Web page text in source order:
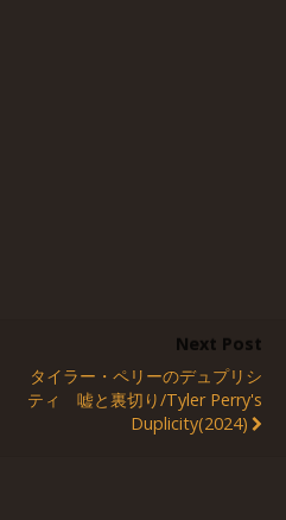
Next Post
タイラー・ペリーのデュプリシ
ティ 嘘と裏切り/Tyler Perry's
Duplicity(2024)